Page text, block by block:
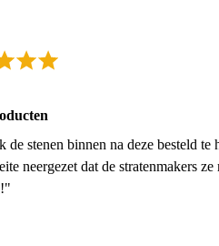
stenen binnen na deze besteld
neergezet dat de stratenmakers